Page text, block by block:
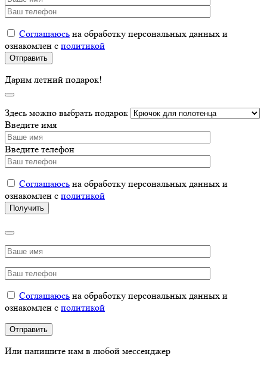
Соглашаюсь на обработку персональных данных и
ознакомлен с политикой
Дарим летний подарок!
Здесь можно выбрать подарок
Введите имя
Введите телефон
Соглашаюсь на обработку персональных данных и
ознакомлен с политикой
Соглашаюсь на обработку персональных данных и
ознакомлен с политикой
Или напишите нам в любой мессенджер